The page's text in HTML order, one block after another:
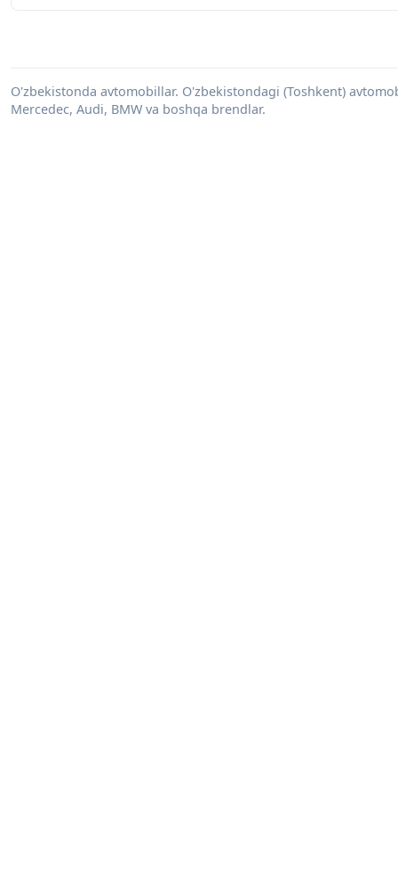
O'zbekistonda avtomobillar. O'zbekistondagi (Toshkent)
Mercedec, Audi, BMW va boshqa brendlar.